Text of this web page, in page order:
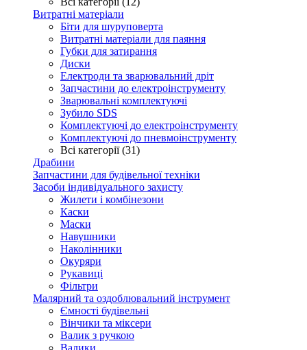
Витратні матеріали
Біти для шуруповерта
Витратні матеріали для паяння
Губки для затирання
Диски
Електроди та зварювальний дріт
Запчастини до електроінструменту
Зварювальні комплектуючі
Зубило SDS
Комплектуючі до електроінструменту
Комплектуючі до пневмоінструменту
Всі категорії (31)
Драбини
Запчастини для будівельної техніки
Засоби індивідуального захисту
Жилети і комбінезони
Каски
Маски
Навушники
Наколінники
Окуряри
Рукавиці
Фільтри
Малярний та оздоблювальний інструмент
Ємності будівельні
Вінчики та міксери
Валик з ручкою
Валики